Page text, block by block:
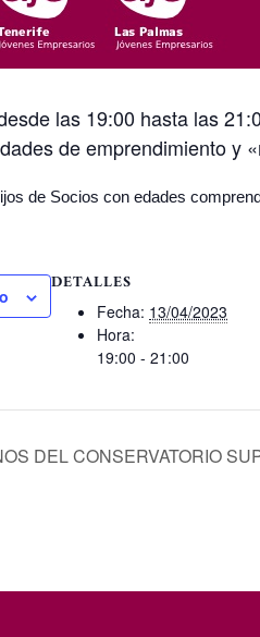
las 19:00 hasta las
de emprendimiento y
de Socios con edades
DETALLES
Fecha: 13/04/2023
Hora:
19:00 - 21:00
DEL CONSERVATORIO